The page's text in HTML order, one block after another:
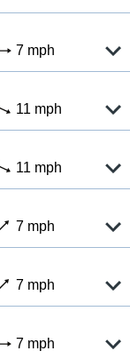
7 mph
11 mph
11 mph
7 mph
7 mph
7 mph